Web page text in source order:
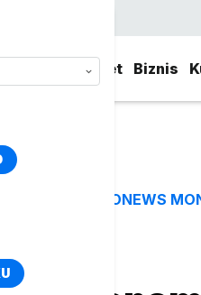
Svet Biznis
EURONEWS